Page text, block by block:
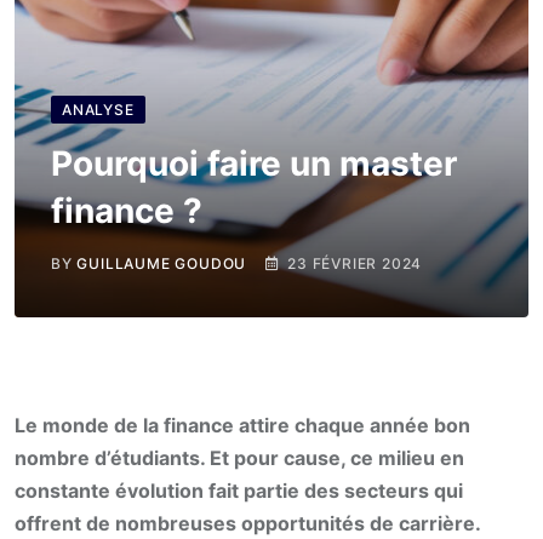
ANALYSE
Pourquoi faire un master
finance ?
BYGUILLAUME GOUDOU 23 FÉVRIER 2024
Le monde de la finance attire chaque année bon
nombre d’étudiants. Et pour cause, ce milieu en
constante évolution fait partie des secteurs qui
offrent de nombreuses opportunités de carrière.